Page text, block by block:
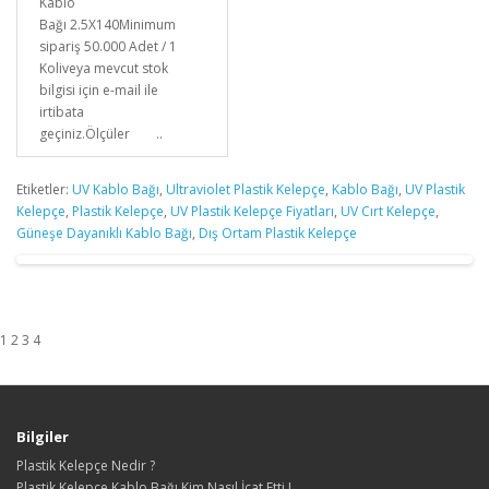
Bağı 2.5X140Minimum
sipariş 50.000 Adet / 1
Koliveya mevcut stok
bilgisi için e-mail ile
irtibata
geçiniz.Ölçüler ..
Etiketler: UV Kablo Bağı, Ultraviolet Plastik Kelepçe, Kablo Bağı, UV Plastik
Kelepçe, Plastik Kelepçe, UV Plastik Kelepçe Fiyatları, UV Cırt Kelepçe,
Güneşe Dayanıklı Kablo Bağı, Dış Ortam Plastik Kelepçe
1 2 3 4
Bilgiler
Plastik Kelepçe Nedir ?